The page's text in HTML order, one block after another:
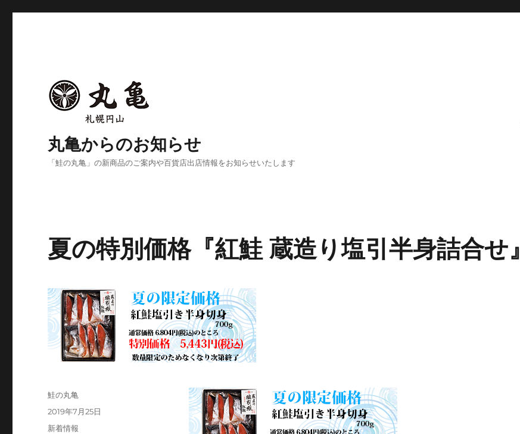
丸亀からのお知らせ
「鮭の丸亀」の新商品のご案内や百貨店出店情報をお知らせいたします
夏の特別価格『紅鮭 蔵造り塩引半身詰合せ』
投
鮭の丸亀
投
稿
2019年7月25日
カ
新着情報